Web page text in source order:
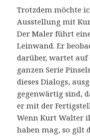
Trotzdem möchte
Ausstellung mit
Der Maler führt
Leinwand. Er
darüber, wartet
ganzen Serie
dieses Dialogs,
gegenwärtig sind,
er mit der
Wenn Kurt Walter
haben mag, so gilt